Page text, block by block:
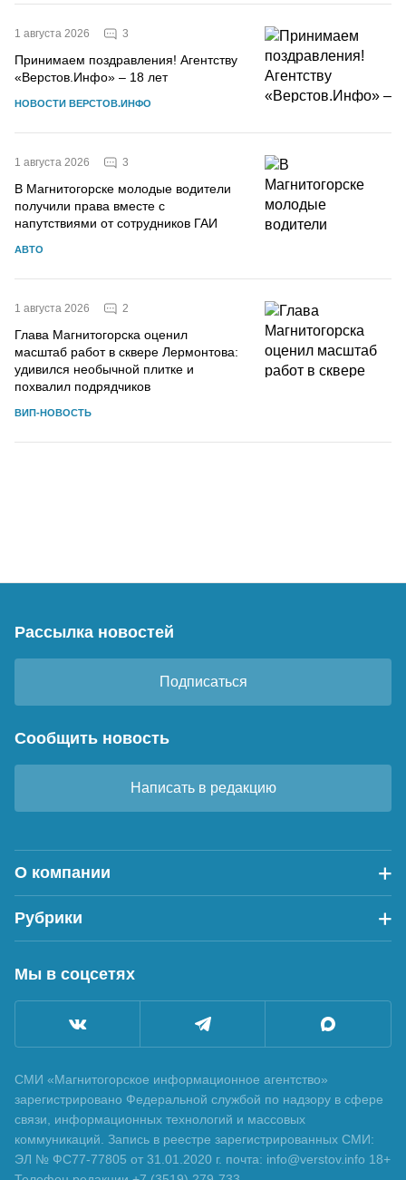
1 августа 2026 3
Принимаем поздравления! Агентству
«Верстов.Инфо» – 18 лет
НОВОСТИ ВЕРСТОВ.ИНФО
1 августа 2026 3
В Магнитогорске молодые водители
получили права вместе с
напутствиями от сотрудников ГАИ
АВТО
1 августа 2026 2
Глава Магнитогорска оценил
масштаб работ в сквере Лермонтова:
удивился необычной плитке и
похвалил подрядчиков
ВИП-НОВОСТЬ
Рассылка новостей
Подписаться
Сообщить новость
Написать в редакцию
О компании
Рубрики
Мы в соцсетях
СМИ «Магнитогорское информационное агентство»
зарегистрировано Федеральной службой по надзору в сфере
связи, информационных технологий и массовых
коммуникаций. Запись в реестре зарегистрированных СМИ:
ЭЛ № ФС77-77805 от 31.01.2020 г. почта: info@verstov.info 18+